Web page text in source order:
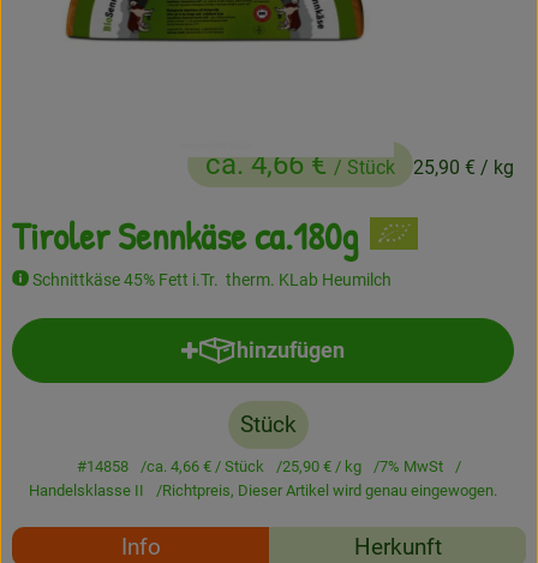
Haltbares
Gratis Ökokiste im Wert von 25 Euro
Entdecken
Tiroler Sennkäse ca.180g
Schnittkäse 45% Fett i.Tr. therm. KLab Heumilch
ca. 4,66 €/ Stück 25,90 € / kg
hinzufügen
Produkt zum Warenkorb
Stück
#14858 ca. 4,66 € / Stück 25,90 € / kg
7% MwSt
Handelsklasse II
Richtpreis, Dieser Artikel wird genau eingewogen.
Rezepte
Info Herkunft